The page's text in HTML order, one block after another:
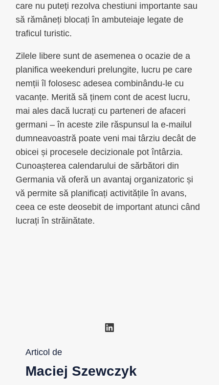
care nu puteți rezolva chestiuni importante sau
să rămâneți blocați în ambuteiaje legate de
traficul turistic.
Zilele libere sunt de asemenea o ocazie de a
planifica weekenduri prelungite, lucru pe care
nemții îl folosesc adesea combinându-le cu
vacanțe. Merită să ținem cont de acest lucru,
mai ales dacă lucrați cu parteneri de afaceri
germani – în aceste zile răspunsul la e-mailul
dumneavoastră poate veni mai târziu decât de
obicei și procesele decizionale pot întârzia.
Cunoașterea calendarului de sărbători din
Germania vă oferă un avantaj organizatoric și
vă permite să planificați activitățile în avans,
ceea ce este deosebit de important atunci când
lucrați în străinătate.
LinkedIn
Articol de
Maciej Szewczyk